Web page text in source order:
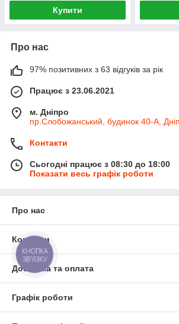
Купити
Про нас
97% позитивних з 63 відгуків за рік
Працює з 23.06.2021
м. Дніпро
пр.Слобожанський, будинок 40-А,
Контакти
Сьогодні працює з 08:30 до 18:00
Показати весь графік роботи
Про нас
Контакти
Доставка та оплата
Графік роботи
КНОПКА
ЗВ'ЯЗКУ